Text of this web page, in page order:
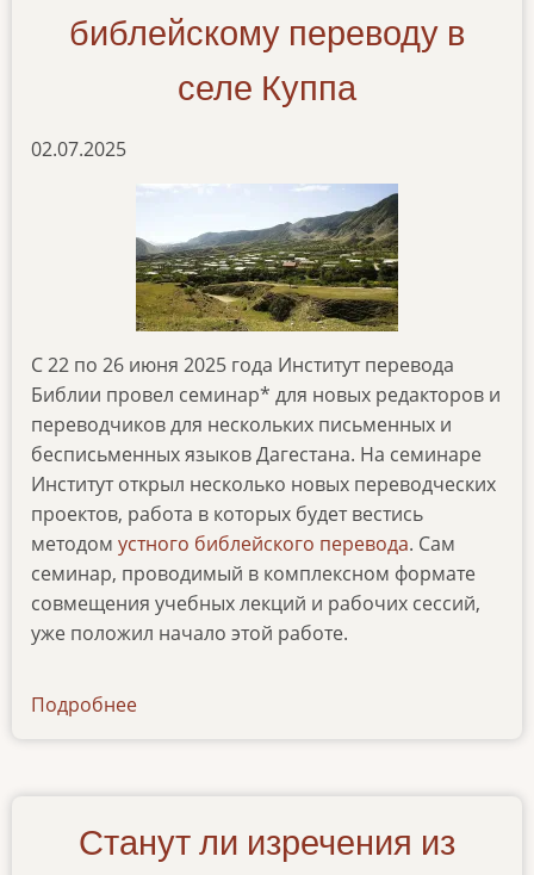
библейскому переводу в
селе Куппа
02.07.2025
С 22 по 26 июня 2025 года Институт перевода
Библии провел семинар* для новых редакторов и
переводчиков для нескольких письменных и
бесписьменных языков Дагестана. На семинаре
Институт открыл несколько новых переводческих
проектов, работа в которых будет вестись
методом устного библейского перевода. Сам
семинар, проводимый в комплексном формате
совмещения учебных лекций и рабочих сессий,
уже положил начало этой работе.
Подробнее
ustnomu-
perevodu
Станут ли изречения из